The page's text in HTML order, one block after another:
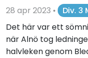
28 apr 2023 •
Div. 3
Det här var ett
när Alnö tog
halvleken genom